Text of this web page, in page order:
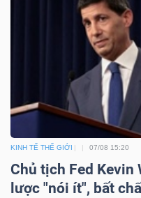
KINH TẾ THẾ GIỚI 07/08 15:20
Chủ tịch Fed Kevin
lược "nói ít", bất